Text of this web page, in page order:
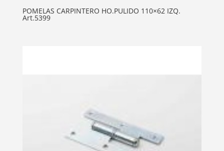
POMELAS CARPINTERO HO.PULIDO 110×62 IZQ.
Art.5399